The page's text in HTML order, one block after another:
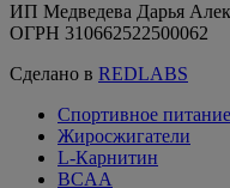
ИП Медведева Дарья
ОГРН 310662522500062
Сделано в REDLABS
Спортивное питание
Жиросжигатели
L-Карнитин
BCAA